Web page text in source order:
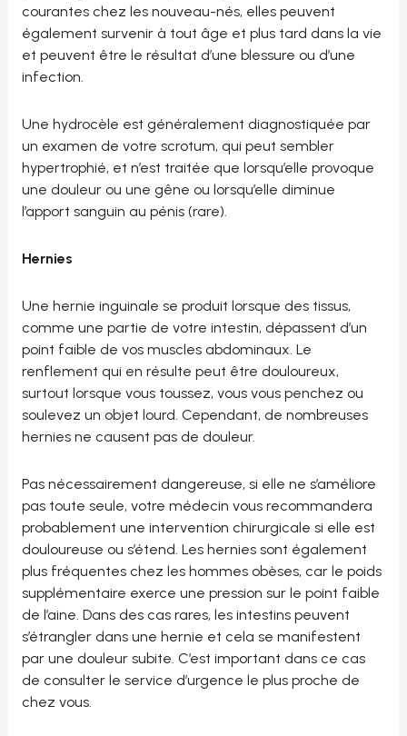
courantes chez les nouveau-nés, elles peuvent
également survenir à tout âge et plus tard dans la vie
et peuvent être le résultat d’une blessure ou d’une
infection.
Une hydrocèle est généralement diagnostiquée par
un examen de votre scrotum, qui peut sembler
hypertrophié, et n’est traitée que lorsqu’elle provoque
une douleur ou une gêne ou lorsqu’elle diminue
l’apport sanguin au pénis (rare).
Hernies
Une hernie inguinale se produit lorsque des tissus,
comme une partie de votre intestin, dépassent d’un
point faible de vos muscles abdominaux. Le
renflement qui en résulte peut être douloureux,
surtout lorsque vous toussez, vous vous penchez ou
soulevez un objet lourd. Cependant, de nombreuses
hernies ne causent pas de douleur.
Pas nécessairement dangereuse, si elle ne s’améliore
pas toute seule, votre médecin vous recommandera
probablement une intervention chirurgicale si elle est
douloureuse ou s’étend. Les hernies sont également
plus fréquentes chez les hommes obèses, car le poids
supplémentaire exerce une pression sur le point faible
de l’aine. Dans des cas rares, les intestins peuvent
s’étrangler dans une hernie et cela se manifestent
par une douleur subite. C’est important dans ce cas
de consulter le service d’urgence le plus proche de
chez vous.